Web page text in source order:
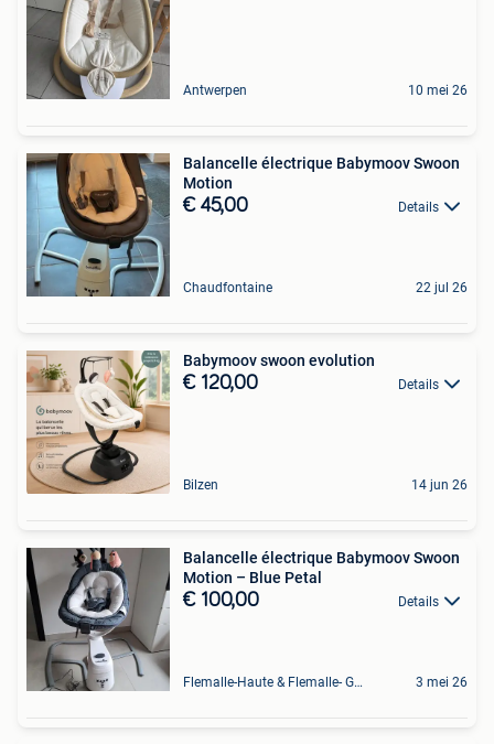
Antwerpen 10 mei 26
Balancelle électrique Babymoov Swoon
Motion
€ 45,00 Details
Chaudfontaine 22 jul 26
Babymoov swoon evolution
€ 120,00 Details
Bilzen 14 jun 26
Balancelle électrique Babymoov Swoon
Motion – Blue Petal
€ 100,00 Details
Flemalle-Haute & Flemalle- Grande & Partie Awirs 3 mei 26